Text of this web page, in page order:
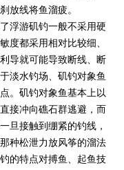
放线将鱼溜疲。
浮游矶钓一般不采用硬
度都采用相对比较细、
导就可能导致断线、断
淡水钓场、矶钓对象鱼
。矶钓对象鱼基本上以
接冲向礁石群逃避，而
旦接触到绷紧的钓线，
种松泄力放风筝的溜法
的特点对搏鱼、起鱼技